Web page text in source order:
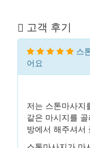
고객 후기
스
어요
저는 스톤마사지
같은 마시지를
방에서 해주셔서